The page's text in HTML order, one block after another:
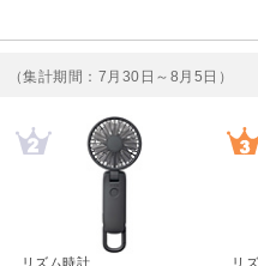
（集計期間：7月30日～8月5日）
リズム時計 リ